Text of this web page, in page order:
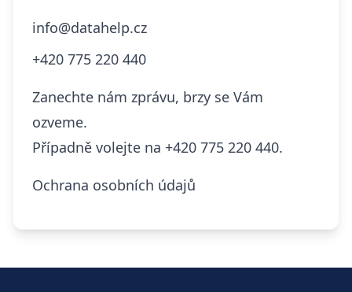
info@datahelp.cz
+420 775 220 440
Zanechte nám zprávu, brzy se Vám
ozveme.
Případně volejte na +420 775 220 440.
Ochrana osobních údajů